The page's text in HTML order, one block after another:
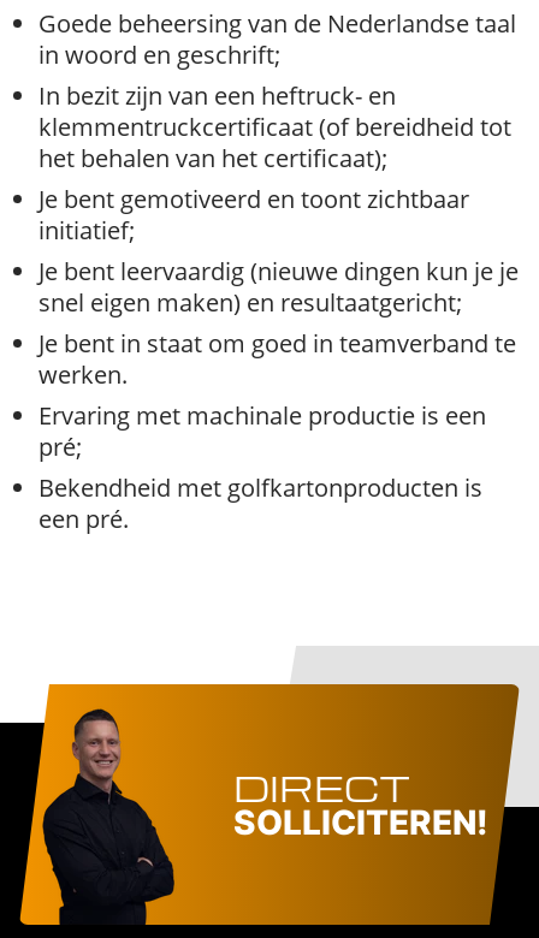
Goede beheersing van de Nederlandse taal
in woord en geschrift;
In bezit zijn van een heftruck- en
klemmentruckcertificaat (of bereidheid tot
het behalen van het certificaat);
Je bent gemotiveerd en toont zichtbaar
initiatief;
Je bent leervaardig (nieuwe dingen kun je je
snel eigen maken) en resultaatgericht;
Je bent in staat om goed in teamverband te
werken.
Ervaring met machinale productie is een
pré;
Bekendheid met golfkartonproducten is
een pré.
DIRECT
SOLLICITEREN!